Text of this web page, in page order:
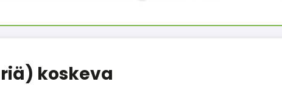
koskeva